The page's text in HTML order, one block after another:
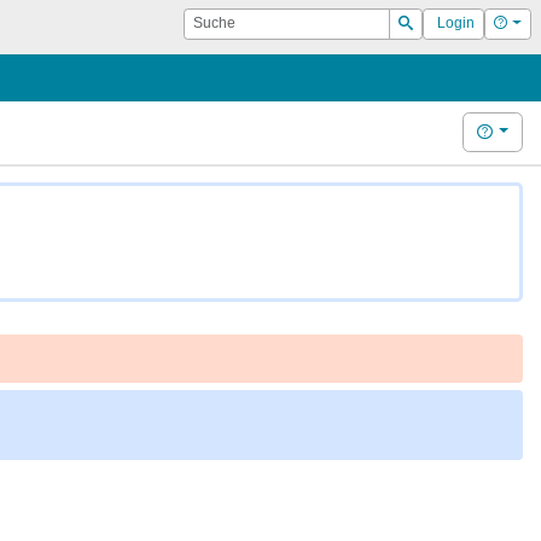
Suche
Suchen
Login Hilfe
Hilfe